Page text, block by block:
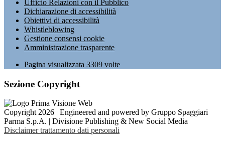
Ufficio Relazioni con il Pubblico
Dichiarazione di accessibilità
Obiettivi di accessibilità
Whistleblowing
Gestione consensi cookie
Amministrazione trasparente
Pagina visualizzata 3309 volte
Sezione Copyright
Copyright 2026 | Engineered and powered by Gruppo Spaggiari
Parma S.p.A. | Divisione Publishing & New Social Media
Disclaimer trattamento dati personali